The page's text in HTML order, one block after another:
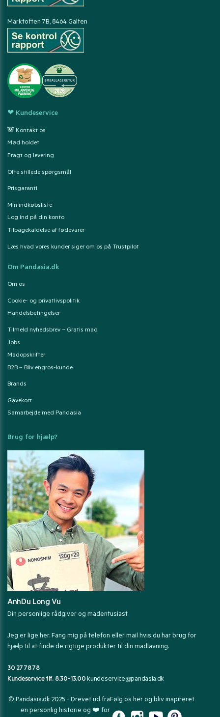
Marktoften 7B, 8464 Galten
❤ Kundeservice
🐼 Kontakt os
Mød holdet
Fragt og levering
Ofte stillede spørgsmål
Prisgaranti
Min indkøbsliste
Log ind på din konto
Tilbagekaldelse af fødevarer
Læs hvad vores kunder siger om os på Trustpilot
Om Pandasia.dk
Om os
Cookie- og privatlivspolitik
Handelsbetingelser
Tilmeld nyhedsbrev – Gratis mad
Jobs
Madopskrifter
B2B – Bliv engros-kunde
Brands
Gavekort
Samarbejde med Pandasia
Brug for hjælp?
AnhDu Long Vu
Din personlige rådgiver og madentusiast
Jeg er lige her. Fang mig på telefon eller mail hvis du har brug for
hjælp til at finde de rigtige produkter til din madlavning.
30 27 78 78
Kundeservice tlf. 8.30-13.00kundeservice@pandasia.dk
© Pandasia.dk 2025 - Drevet ud fra
en personlig historie og ❤️ for
Følg os her og bliv inspireret